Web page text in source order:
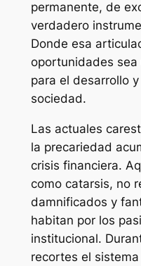
permanente, de
verdadero
Donde esa
oportunidades
para el desarrollo
sociedad.
Las actuales
la precariedad
crisis financiera.
como catarsis, no
damnificados y
habitan por los
institucional.
recortes el